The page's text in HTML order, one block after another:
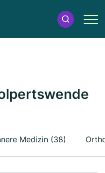
Medizin (38)